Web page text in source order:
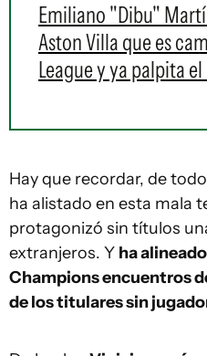
Emiliano "Dibu"
Aston Villa que es
League y ya palpita
Hay que recordar, de
ha alistado en esta mala
protagonizó sin títulos
extranjeros. Y ha
Champions encuentros
de los titulares sin